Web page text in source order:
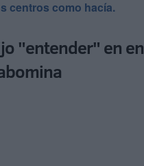
centros como hacía.
"entender" en